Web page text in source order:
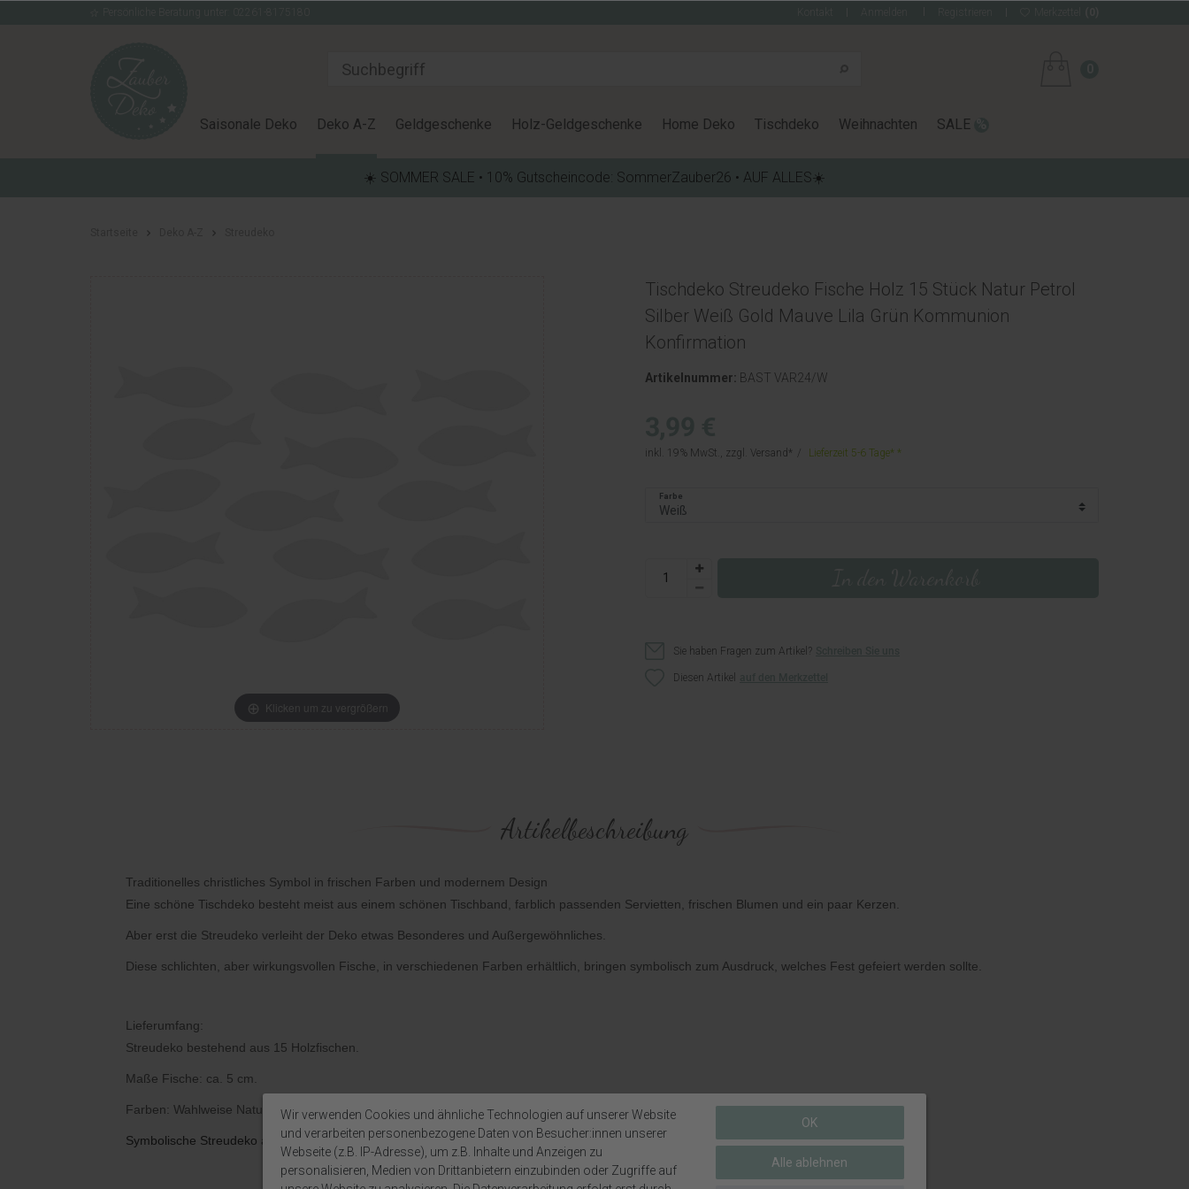
Saisonale Deko Deko A-Z Geldgeschenke Holz-Geldgeschenke Home Deko Tischdeko Weihnachten SALE
☀️ SOMMER SALE • 10% Gutscheincode: SommerZauber26 • AUF ALLES☀️
Klicken um zu vergrößern
Tischdeko Streudeko Fische Holz 15 Stück Natur Petrol
Silber Weiß Gold Mauve Lila Grün Kommunion
Konfirmation
Artikelnummer: BAST VAR24/W
inkl. 19% MwSt., zzgl. Versand Lieferzeit 5-6 Tage*
Farbe
Sie haben Fragen zum Artikel?
Diesen Artikel
Artikelbeschreibung
Traditionelles christliches Symbol in frischen Farben und modernem Design
Eine schöne Tischdeko besteht meist aus einem schönen Tischband, farblich passenden Servietten, frischen Blumen und ein paar Kerzen.
Aber erst die Streudeko verleiht der Deko etwas Besonderes und Außergewöhnliches.
Diese schlichten, aber wirkungsvollen Fische, in verschiedenen Farben erhältlich, bringen symbolisch zum Ausdruck, welches Fest gefeiert werden sollte.
Lieferumfang:
Streudeko bestehend aus 15 Holzfischen.
Maße Fische: ca. 5 cm.
Farben: Wahlweise Natur, Petrol, Mauve, Lila, Hellgrün, Weiß, Silber oder Gold.
Symbolische Streudeko als Ergänzung für Ihre Tischdeko für Taufe, Kommunion undKonfirmation.
Wir verwenden Cookies und ähnliche Technologien auf unserer Website
und verarbeiten personenbezogene Daten von Besucher:innen unserer
Webseite (z.B. IP-Adresse), um z.B. Inhalte und Anzeigen zu
personalisieren, Medien von Drittanbietern einzubinden oder Zugriffe auf
OK
Alle ablehnen